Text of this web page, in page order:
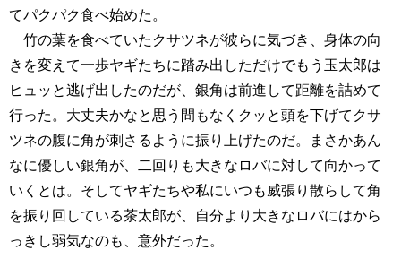
てパクパク食べ始めた。
竹の葉を食べていたクサツネが彼らに気づき、身体の向
きを変えて一歩ヤギたちに踏み出しただけでもう玉太郎は
ヒュッと逃げ出したのだが、銀角は前進して距離を詰めて
行った。大丈夫かなと思う間もなくクッと頭を下げてクサ
ツネの腹に角が刺さるように振り上げたのだ。まさかあん
なに優しい銀角が、二回りも大きなロバに対して向かって
いくとは。そしてヤギたちや私にいつも威張り散らして角
を振り回している茶太郎が、自分より大きなロバにはから
っきし弱気なのも、意外だった。